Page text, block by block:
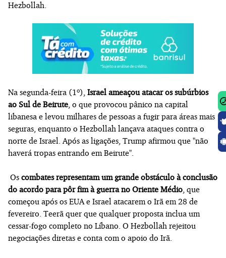
Hezbollah.
Na segunda-feira (1º), Israel ameaçou atacar os subúrbios
ao Sul de Beirute, o que provocou pânico na capital
libanesa e levou milhares de pessoas a fugir para áreas mais
seguras, enquanto o Hezbollah lançava ataques contra o
norte de Israel. Após as ligações, Trump afirmou que "não
haverá tropas entrando em Beirute".
Os combates representam um grande obstáculo à conclusão
do acordo para pôr fim à guerra no Oriente Médio, que
começou após os EUA e Israel atacarem o Irã em 28 de
fevereiro. Teerã quer que qualquer proposta inclua um
cessar-fogo completo no Líbano. O Hezbollah rejeitou
negociações diretas e conta com o apoio do Irã.